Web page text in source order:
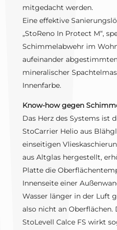
mitgedacht werden.
Eine effektive
„StoReno In Protect M“,
Schimmelabwehr im
aufeinander
mineralischer
Innenfarbe.
Know-how gegen
Das Herz des Systems ist
StoCarrier Helio aus
einseitigen
aus Altglas hergestellt,
Platte die
Innenseite einer
Wasser länger in der Luft
also nicht an
StoLevell Calce FS wirkt